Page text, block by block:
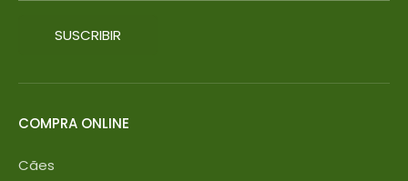
SUSCRIBIR
COMPRA ONLINE
Cães